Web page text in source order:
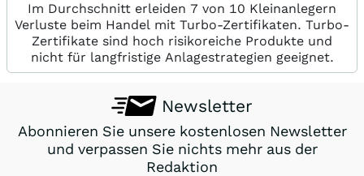
Im Durchschnitt erleiden 7 von 10 Kleinanlegern
Verluste beim Handel mit Turbo-Zertifikaten. Turbo-
Zertifikate sind hoch risikoreiche Produkte und
nicht für langfristige Anlagestrategien geeignet.
Newsletter
Abonnieren Sie unsere kostenlosen Newsletter
und verpassen Sie nichts mehr aus der
Redaktion